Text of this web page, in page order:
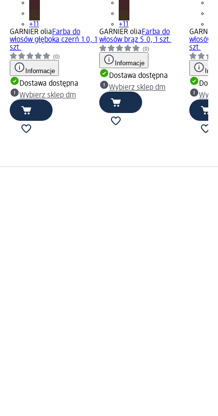
+11
GARNIER oliaFarba do
włosów głęboka czerń 1.0, 1
szt.
(0)
Informacje
Dostawa dostępna
Wybierz sklep dm
+11
GARNIER oliaFarba do
włosów brąz 5.0, 1 szt.
(0)
Informacje
Dostawa dostępna
Wybierz sklep dm
włosów
szt.